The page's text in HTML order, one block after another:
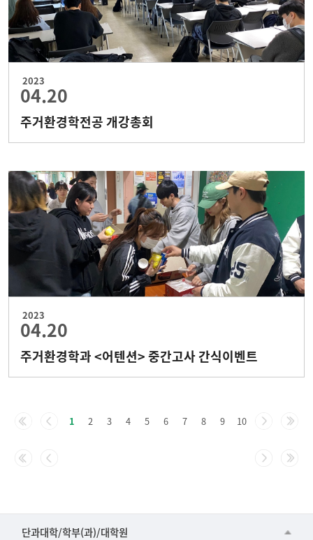
2023
04.20
주거환경학전공 개강총회
2023
04.20
주거환경학과 <어텐션> 중간고사 간식이벤트
1 2 3 4 5 6 7 8 9 10
단과대학/학부(과)/대학원
■인문대학